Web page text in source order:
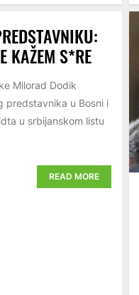
KAŽEM S*RE
Milorad Dodik
predstavnika u Bosni i
u srbijanskom listu
READ MORE